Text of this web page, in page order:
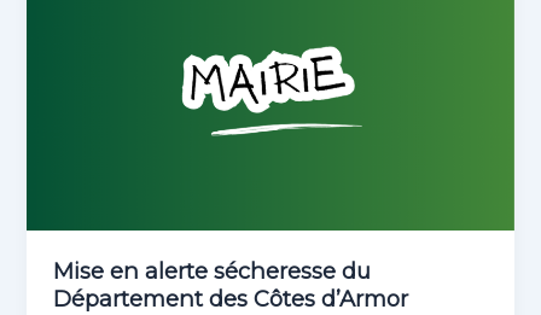
Mise en alerte sécheresse du
Département des Côtes d’Armor